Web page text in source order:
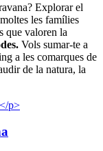
Explorar el
les famílies
que valoren la
Vols sumar-te a
a les comarques de
de la natura, la